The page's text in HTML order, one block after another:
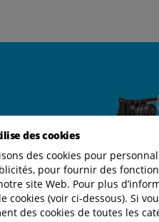
des cookies
des cookies pour
pour fournir des
site Web. Pour plus
cookies (voir ci-dessous). Si
des cookies de toutes les